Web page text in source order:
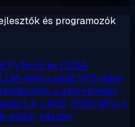
és programozók
PyTorch és CUDA
eket a saját VPS-eden
a szervereden
L4, L40S, H100 GPU-n
stack, készen